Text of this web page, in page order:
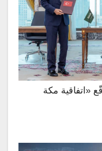
«اتفاقية مكة